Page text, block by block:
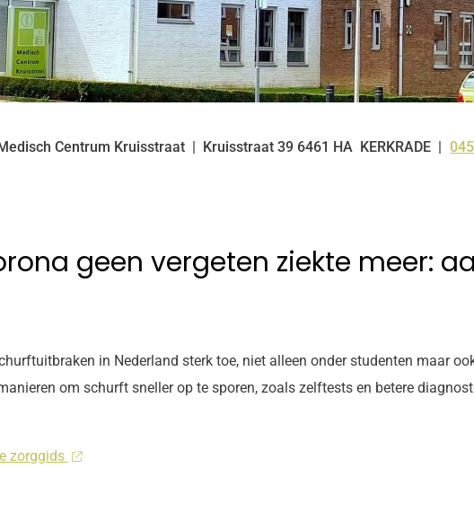
Medisch Centrum Kruisstraat Kruisstraat 39 6461 HA KERKRADE
geen vergeten ziekte meer:
in Nederland sterk toe, niet alleen onder studenten maar
om schurft sneller op te sporen, zoals zelftests en betere
zorggids